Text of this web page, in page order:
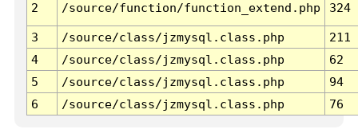
2 /source/function/function_extend.php 324
3 /source/class/jzmysql.class.php
211
4
/source/class/jzmysql.class.php
62
5
/source/class/jzmysql.class.php
94
6
/source/class/jzmysql.class.php 76